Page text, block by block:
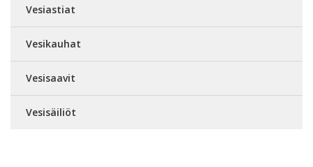
Vesiastiat
Vesikauhat
Vesisaavit
Vesisäiliöt